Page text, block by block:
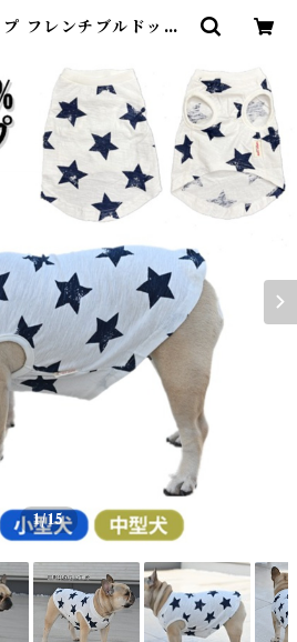
フレンチブルドック
の服 ドッグウェア 春
服 犬用ウェア 可愛い
チワワ トイプードル K
❤︎フレンチブ
ドック孔明
1/15